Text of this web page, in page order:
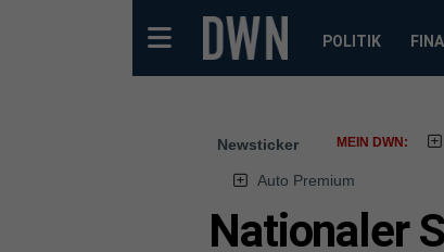
POLITIK
Newsticker MEIN DWN:
Auto Premium
Nationaler